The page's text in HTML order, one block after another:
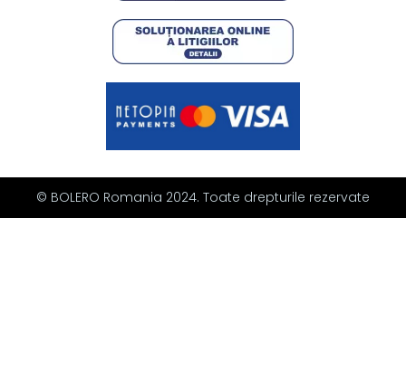
© BOLERO Romania 2024. Toate drepturile rezervate